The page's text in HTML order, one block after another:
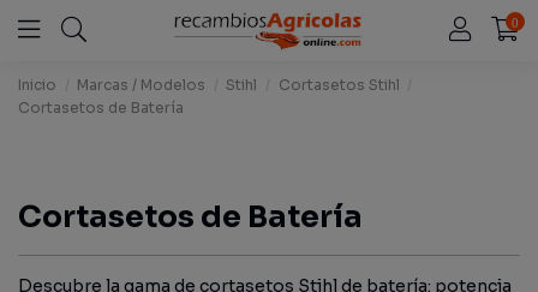
0
Inicio Marcas / Modelos Stihl
Cortasetos Stihl
Cortasetos de Batería
Cortasetos de Batería
Descubre la gama de cortasetos Stihl de batería: potencia